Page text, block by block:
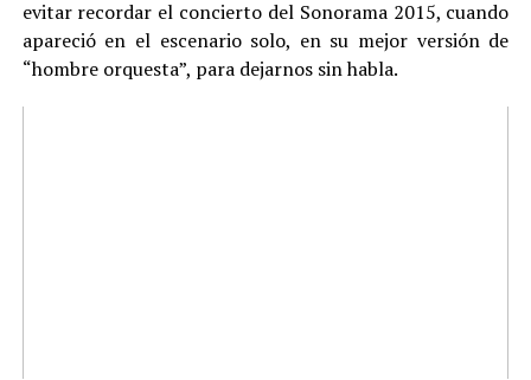
evitar recordar el concierto del Sonorama 2015, cuando
apareció en el escenario solo, en su mejor versión de
“hombre orquesta”, para dejarnos sin habla.